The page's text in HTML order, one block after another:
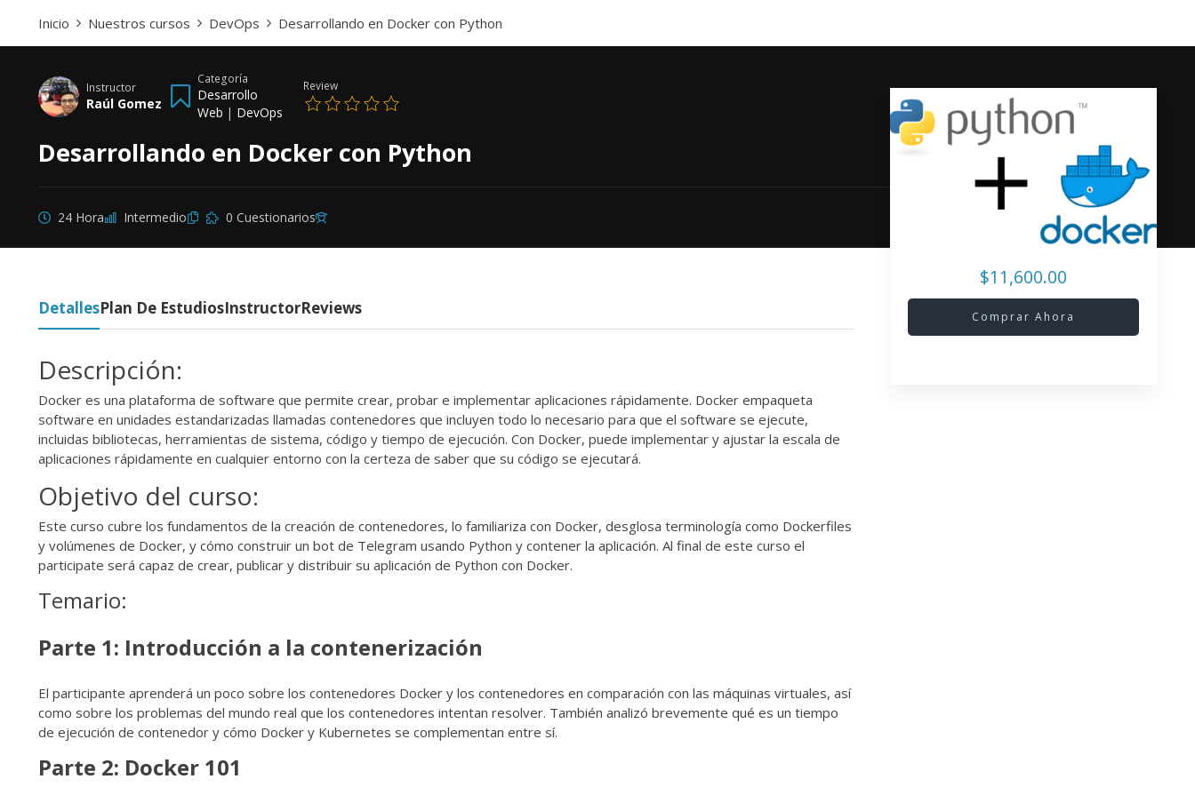
Inicio Nuestros cursos DevOps Desarrollando en Docker con Python
Instructor
Raúl Gomez
Categoría
Desarrollo
Web | DevOps
Review
Desarrollando en Docker con Python
24 Hora Intermedio 0 Cuestionarios
DetallesPlan De EstudiosInstructorReviews
Descripción:
Docker es una plataforma de software que permite crear, probar e implementar aplicaciones rápidamente. Docker empaqueta
software en unidades estandarizadas llamadas contenedores que incluyen todo lo necesario para que el software se ejecute,
incluidas bibliotecas, herramientas de sistema, código y tiempo de ejecución. Con Docker, puede implementar y ajustar la escala de
aplicaciones rápidamente en cualquier entorno con la certeza de saber que su código se ejecutará.
Objetivo del curso:
Este curso cubre los fundamentos de la creación de contenedores, lo familiariza con Docker, desglosa terminología como Dockerfiles
y volúmenes de Docker, y cómo construir un bot de Telegram usando Python y contener la aplicación. Al final de este curso el
participate será capaz de crear, publicar y distribuir su aplicación de Python con Docker.
Temario:
Parte 1: Introducción a la contenerización
El participante aprenderá un poco sobre los contenedores Docker y los contenedores en comparación con las máquinas virtuales, así
como sobre los problemas del mundo real que los contenedores intentan resolver. También analizó brevemente qué es un tiempo
de ejecución de contenedor y cómo Docker y Kubernetes se complementan entre sí.
Parte 2: Docker 101
$11,600.00
Comprar Ahora